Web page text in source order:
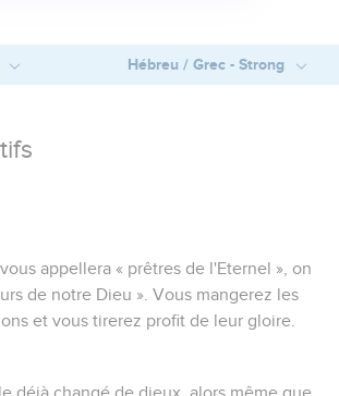
Hébreu / Grec - Strong
appellera « prêtres de l'Eternel », on
de notre Dieu ». Vous mangerez les
et vous tirerez profit de leur gloire.